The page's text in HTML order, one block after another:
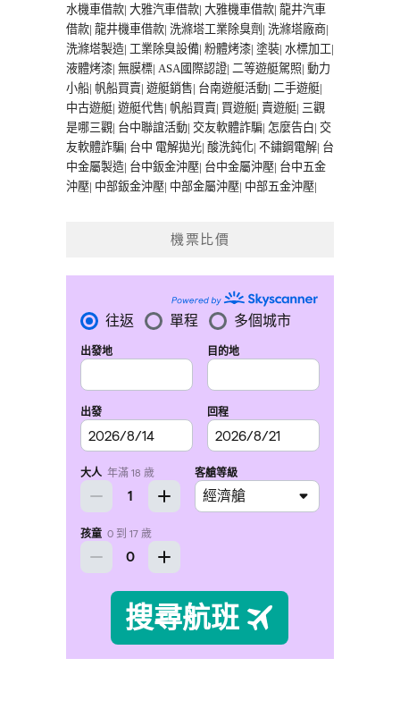
水機車借款| 大雅汽車借款| 大雅機車借款| 龍井汽車
借款| 龍井機車借款| 洗滌塔工業除臭劑 | 洗滌塔廠商|
洗滌塔製造| 工業除臭設備| 粉體烤漆| 塗裝| 水標加工|
液體烤漆| 無膜標| ASA國際認證| 二等遊艇駕照| 動力
小船| 帆船買賣| 遊艇銷售| 台南遊艇活動| 二手遊艇|
中古遊艇| 遊艇代售| 帆船買賣| 買遊艇| 賣遊艇| 三觀
是哪三觀| 台中聯誼活動| 交友軟體詐騙| 怎麼告白| 交
友軟體詐騙| 台中 電解拋光| 酸洗鈍化| 不鏽鋼電解| 台
中金屬製造| 台中鈑金沖壓| 台中金屬沖壓| 台中五金
沖壓| 中部鈑金沖壓| 中部金屬沖壓| 中部五金沖壓|
機票比價